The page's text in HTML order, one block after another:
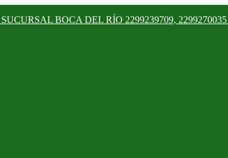
BOCA DEL RÍO 2299239709,